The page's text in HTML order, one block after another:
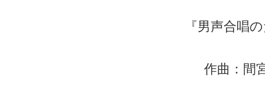
『男声合唱
作曲：間